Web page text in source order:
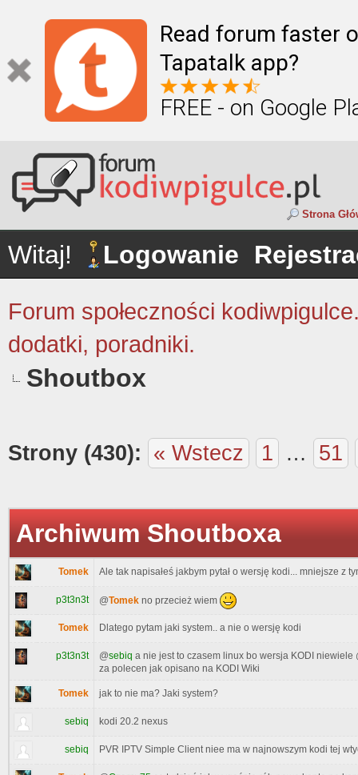
Read forum faster
Tapatalk app?
FREE - on Google
Strona
Witaj! Logowanie
Forum społeczności
dodatki, poradniki.
Shoutbox
Strony (430): « Wstecz 1 … 51
Archiwum Shoutboxa
Tomek Ale tak napisałeś jakbym pytał o wersję kodi... mniejsze z
p3t3n3t @Tomek no przecież wiem
Tomek Dlatego pytam jaki system.. a nie o wersję kodi
p3t3n3t @sebiq a nie jest to czasem linux bo wersja KODI niewiele
za polecen jak opisano na KODI Wiki
Tomek jak to nie ma? Jaki system?
sebiq kodi 20.2 nexus
sebiq PVR IPTV Simple Client niee ma w najnowszym kodi tej